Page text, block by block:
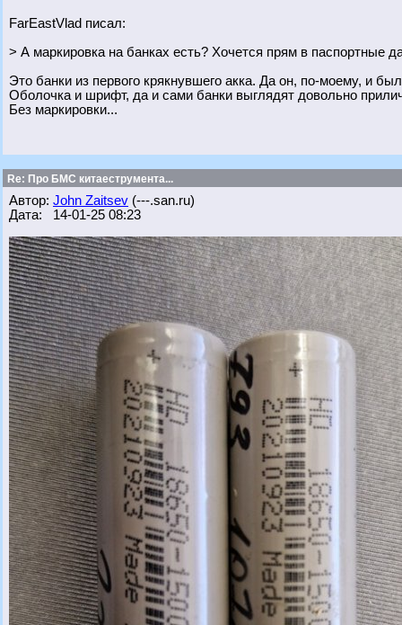
FarEastVlad писал:
> А маркировка на банках есть? Хочется прям в паспортные
Это банки из первого крякнувшего акка. Да он, по-моему, и
Оболочка и шрифт, да и сами банки выглядят довольно
Без маркировки...
Re: Про БМС китаеструмента...
Автор: John Zaitsev (---.san.ru)
Дата: 14-01-25 08:23